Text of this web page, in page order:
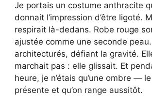
Je portais un costume anthracite
donnait l’impression d’être ligoté.
respirait là-dedans. Robe rouge
ajustée comme une seconde
architecturés, défiant la gravité.
marchait pas : elle glissait. Et
heure, je n’étais qu’une ombre — le
présente et qu’on range aussitôt.